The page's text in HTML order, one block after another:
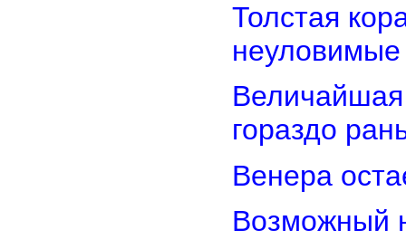
Толстая
Величайшая
гораздо
Венера
Возможный